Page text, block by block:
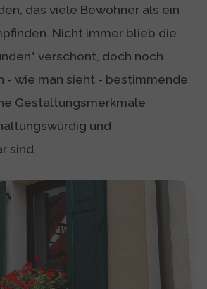
das viele Bewohner als ein
Nicht immer blieb die
verschont, doch noch
- wie man sieht - bestimmende
Gestaltungsmerkmale
und
sind.